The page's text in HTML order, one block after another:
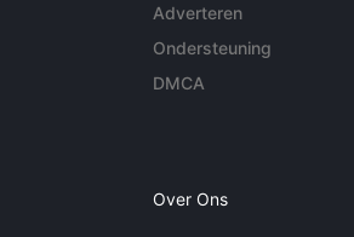
Adverteren
Ondersteuning
DMCA
Over Ons